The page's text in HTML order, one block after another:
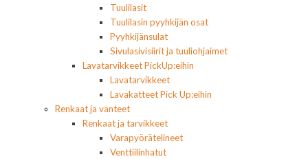
Tuulilasit
Tuulilasin pyyhkijän osat
Pyyhkijänsulat
Sivulasivisiirit ja tuuliohjaimet
Lavatarvikkeet PickUp:eihin
Lavatarvikkeet
Lavakatteet Pick Up:eihin
Renkaat ja vanteet
Renkaat ja tarvikkeet
Varapyörätelineet
Venttiilinhatut